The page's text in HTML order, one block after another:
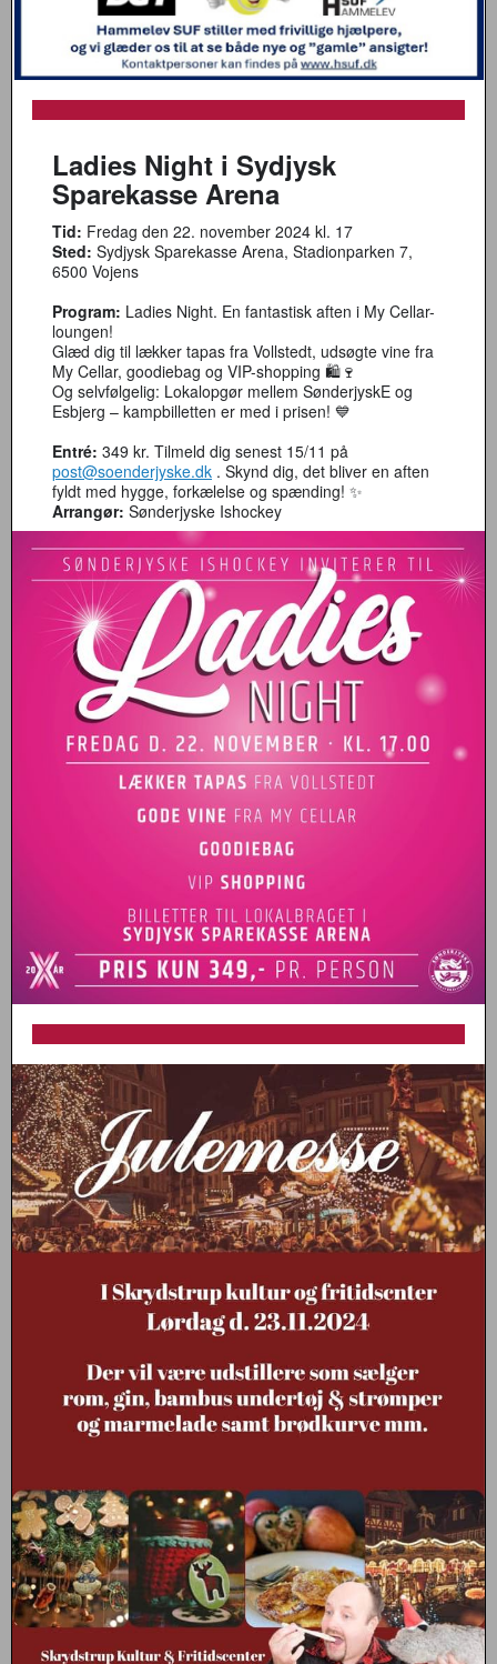
Ladies Night i Sydjysk
Sparekasse Arena
Tid: Fredag den 22. november 2024 kl. 17
Sted: Sydjysk Sparekasse Arena, Stadionparken 7,
6500 Vojens
Program: Ladies Night. En fantastisk aften i My Cellar-
loungen!
Glæd dig til lækker tapas fra Vollstedt, udsøgte vine fra
My Cellar, goodiebag og VIP-shopping 🛍️🍷
Og selvfølgelig: Lokalopgør mellem SønderjyskE og
Esbjerg – kampbilletten er med i prisen! 💙
Entré: 349 kr. Tilmeld dig senest 15/11 på
post@soenderjyske.dk . Skynd dig, det bliver en aften
fyldt med hygge, forkælelse og spænding! ✨
Arrangør: Sønderjyske Ishockey